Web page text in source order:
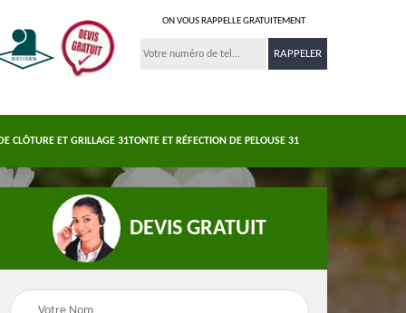
ON VOUS RAPPELLE GRATUITEMENT
CLÔTURE ET GRILLAGE 31TONTE ET RÉFECTION DE PELOUSE 31
DEVIS GRATUIT